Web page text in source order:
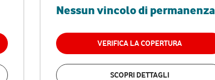
Nessun vincolo di permanenza
VERIFICA LA COPERTURA
SCOPRI DETTAGLI